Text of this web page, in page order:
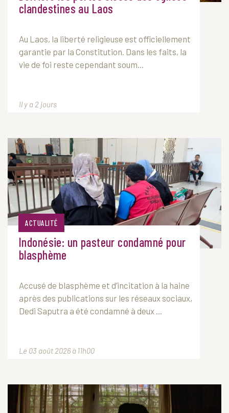
clandestines au Laos
Au Laos, la liberté religieuse est officiellement
garantie par la Constitution. Dans les faits, la
vie de foi reste cependant soum...
Il y a 2 jours
ACTUALITÉ
Indonésie: un pasteur condamné pour
blasphème
Accusé de blasphème et d’incitation à la haine
après des publications sur les réseaux sociaux,
Dedi Saputra a été condamné à deux ...
Le 03 août 2026 à 11h00